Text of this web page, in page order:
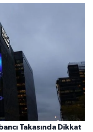
Takasında Dikkat